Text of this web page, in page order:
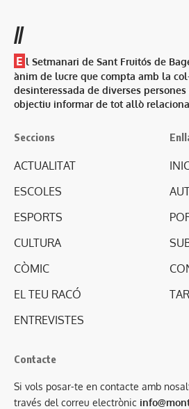
//
E l Setmanari de Sant Fruitós de
ànim de lucre que compta amb la
desinteressada de diverses
objectiu informar de tot allò
Seccions
ACTUALITAT
ESCOLES
ESPORTS
CULTURA
CÒMIC
EL TEU RACÓ
ENTREVISTES
Contacte
Si vols posar-te en contacte amb
través del correu electrònic